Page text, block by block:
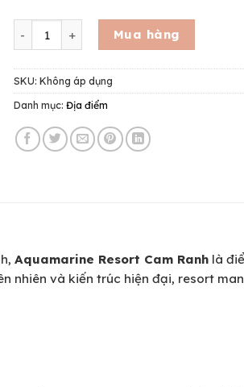
Aquamarine Resort Cam Ranh số lượng
Mua hàng
SKU: Không áp dụng
Danh mục: Địa điểm
Aquamarine Resort Cam Ranh là
nhiên và kiến trúc hiện đại, resort